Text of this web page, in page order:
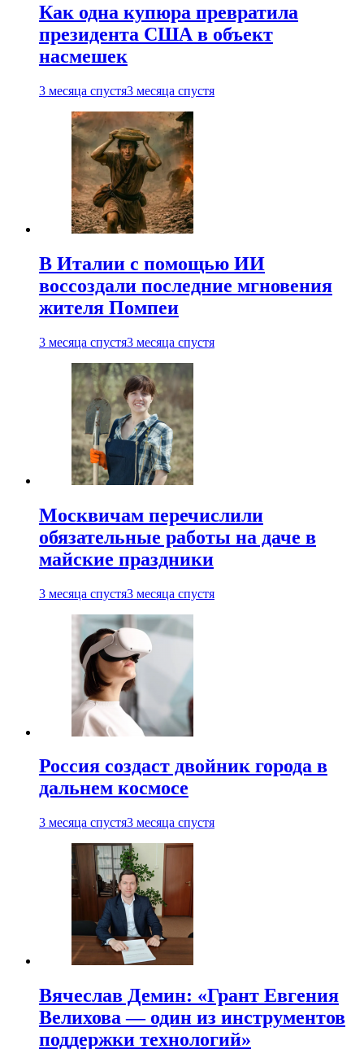
Как одна купюра превратила
президента США в объект
насмешек
3 месяца спустя3 месяца спустя
В Италии с помощью ИИ
воссоздали последние мгновения
жителя Помпеи
3 месяца спустя3 месяца спустя
Москвичам перечислили
обязательные работы на даче в
майские праздники
3 месяца спустя3 месяца спустя
Россия создаст двойник города в
дальнем космосе
3 месяца спустя3 месяца спустя
Вячеслав Демин: «Грант Евгения
Велихова — один из инструментов
поддержки технологий»